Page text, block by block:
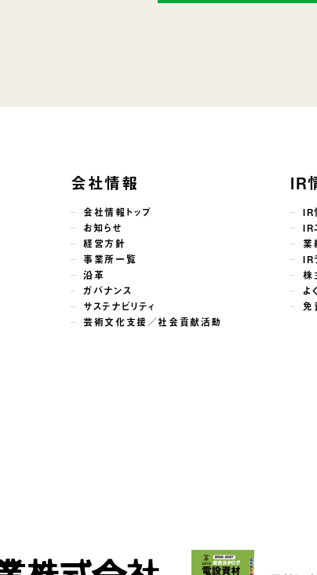
会社情報
会社情報トップ
お知らせ
経営方針
事業所一覧
沿革
ガバナンス
サステナビリティ
芸術文化支援／社会貢献活動
IR
IR
IR
業
IR
株
よ
免